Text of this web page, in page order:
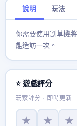
說明 玩法
你需要使用割草機
能造訪一次。
⭐ 遊戲評分
玩家評分 · 即時更新
★ ★ ★